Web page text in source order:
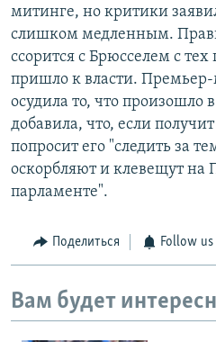
митинге, но критики
слишком медленным.
ссорится с Брюсселем с тех
пришло к власти.
осудила то, что произошло
добавила, что, если
попросит его "следить за
оскорбляют и клевещут на
парламенте".
Поделиться Follow us
Вам будет